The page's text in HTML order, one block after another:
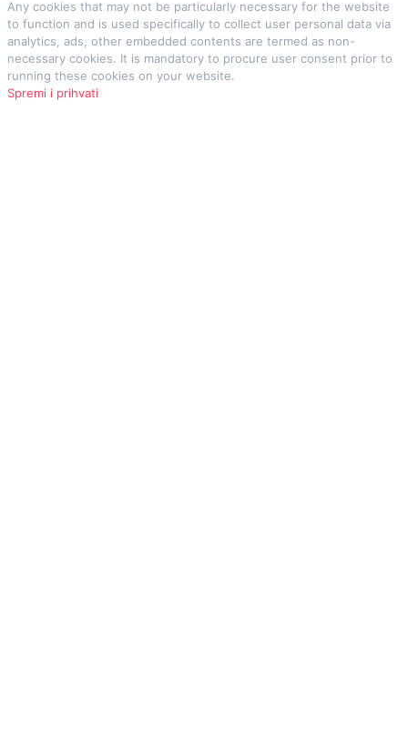
Any cookies that may not be particularly necessary for the website
to function and is used specifically to collect user personal data via
analytics, ads, other embedded contents are termed as non-
necessary cookies. It is mandatory to procure user consent prior to
running these cookies on your website.
Spremi i prihvati